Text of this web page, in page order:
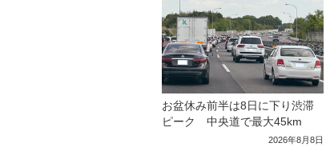
お盆休み前半は8日に下り渋滞
ピーク 中央道で最大45km
2026年8月8日